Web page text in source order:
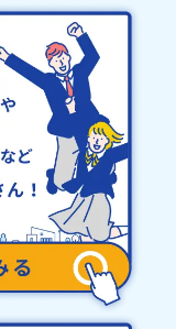
にて配信中！ぜひ
ーやむを得ない参加
させていただきま
＜8月3日＞から、
行代金】・21日目に
日目-2日目：30％・
始日当日：50％・ご
解除：100％・催行中
合わせる可能性があ
ご連絡いたします。
日3週間前までに催行
くあるご質問その
ください。運営団体
・教育魅力化プラッ
能な地域・社会をつ
県に設立した教育